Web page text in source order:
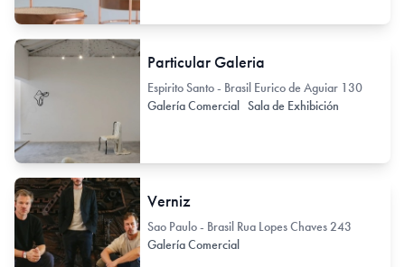
Particular Galeria
Espirito Santo - Brasil Eurico de Aguiar 130
Galería Comercial Sala de Exhibición
Verniz
Sao Paulo - Brasil Rua Lopes Chaves 243
Galería Comercial